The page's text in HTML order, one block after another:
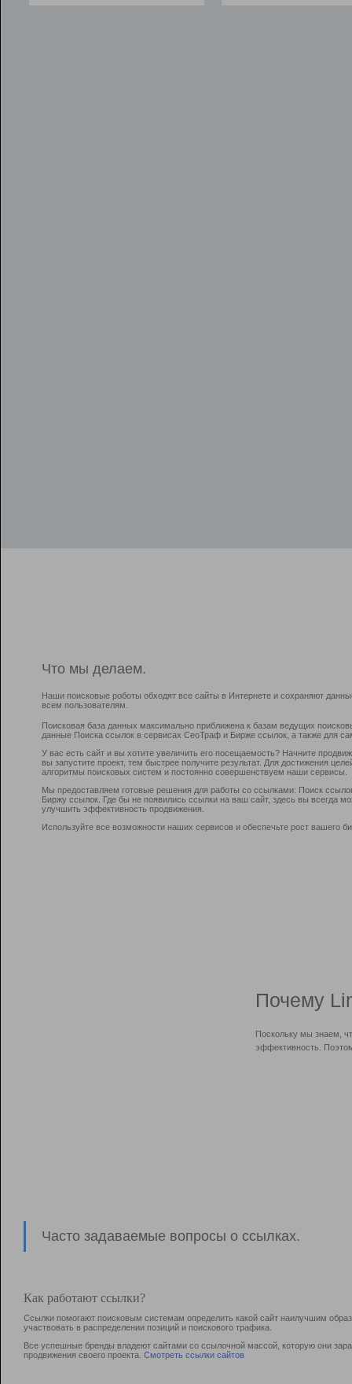
Что мы делаем.
Наши поисковые роботы обходят все сайты в Интернете и сохраняют
всем пользователям.
Поисковая база данных максимально приближена к базам ведущих
данные Поиска ссылок в сервисах СеоТраф и Бирже ссылок, а также для
У вас есть сайт и вы хотите увеличить его посещаемость? Начните
вы запустите проект, тем быстрее получите результат. Для достижения
алгоритмы поисковых систем и постоянно совершенствуем наши сервисы.
Мы предоставляем готовые решения для работы со ссылками: Поиск
Биржу ссылок. Где бы не появились ссылки на ваш сайт, здесь вы всегда
улучшить эффективность продвижения.
Используйте все возможности наших сервисов и обеспечьте рост вашего
Почему
Поскольку мы знаем,
эффективность.
Часто задаваемые вопросы о ссылках.
Как работают ссылки?
Ссылки помогают поисковым системам определить какой сайт наилучшим
участвовать в раcпределении позиций и поискового трафика.
Все успешные бренды владеют сайтами со ссылочной массой, которую они
продвижения своего проекта. Смотреть ссылки сайтов